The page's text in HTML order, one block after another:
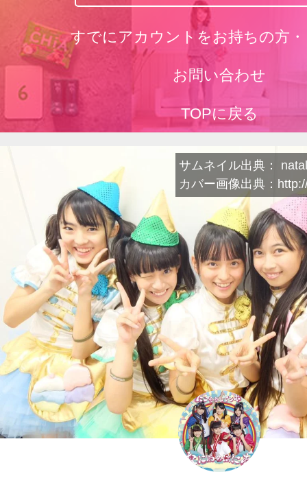
すでにアカウントをお持ちの方
お問い合わせ
TOPに戻る
サムネイル出典：
カバー画像出典：